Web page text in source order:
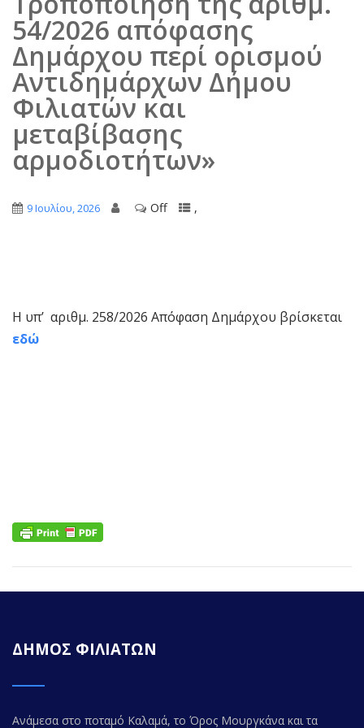
54/2026 απόφασης
Δημάρχου περί ορισμού
Αντιδημάρχων Δήμου
Φιλιατών και
μεταβίβασης
αρμοδιοτήτων»
9 Ιουλίου, 2026 Off ,
H υπ’ αριθμ. 258/2026 Απόφαση Δημάρχου βρίσκεται
εδώ
ΔΗΜΟΣ ΦΙΛΙΑΤΩΝ
Ανάμεσα στο ποταμό Καλαμά, το Όρος Μουργκάνα και τα